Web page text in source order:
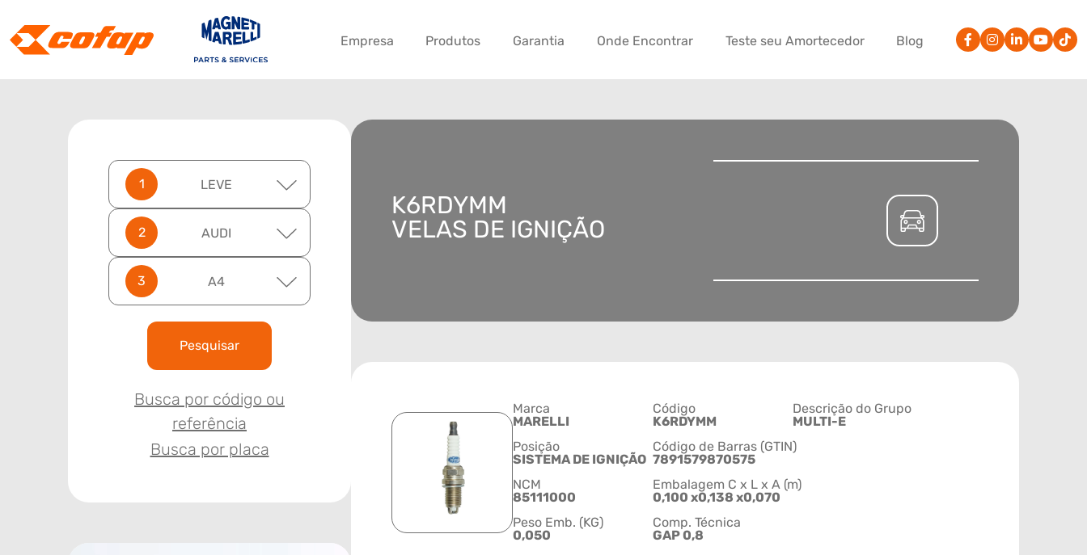
Empresa Produtos Garantia Onde Encontrar Teste seu Amortecedor Blog
LEVE
AUDI
A4
Pesquisar
Busca por código ou
referência
Busca por placa
K6RDYMM
VELAS DE IGNIÇÃO
Marca
MARELLI
Código
K6RDYMM
Descrição do Grupo
MULTI-E
Posição
SISTEMA DE IGNIÇÃO
Código de Barras (GTIN)
7891579870575
NCM
85111000
Embalagem C x L x A (m)
0,100 x0,138 x0,070
Peso Emb. (KG)
0,050
Comp. Técnica
GAP 0,8